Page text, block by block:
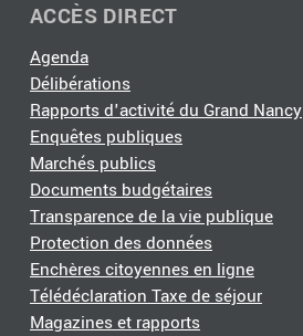
ACCÈS DIRECT
Agenda
Délibérations
Rapports d'activité du Grand Nancy
Enquêtes publiques
Marchés publics
Documents budgétaires
Transparence de la vie publique
Protection des données
Enchères citoyennes en ligne
Télédéclaration Taxe de séjour
Magazines et rapports